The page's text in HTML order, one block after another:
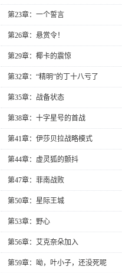
第23章：一个誓言
第26章：悬赏令！
第29章：椰卡的震惊
第32章：“精明”的丁十八亏了
第35章：战备状态
第38章：十字星号的首战
第41章：伊莎贝拉战略模式
第44章：虚灵狐的颤抖
第47章：菲南战败
第50章：星际王城
第53章：野心
第56章：艾克奈朵加入
第59章：呦，叶小子，还没死呢